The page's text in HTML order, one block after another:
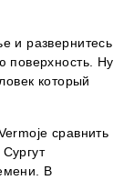
и развернитесь
поверхность. Ну
который
сравнить
В